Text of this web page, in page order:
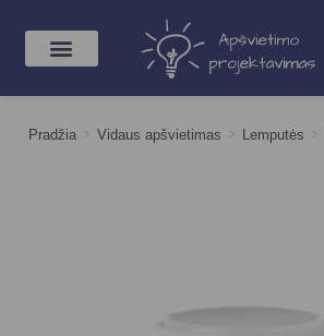
Pradžia > Vidaus apšvietimas > Lemputės >